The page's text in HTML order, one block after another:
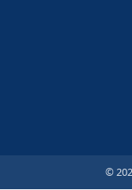
©